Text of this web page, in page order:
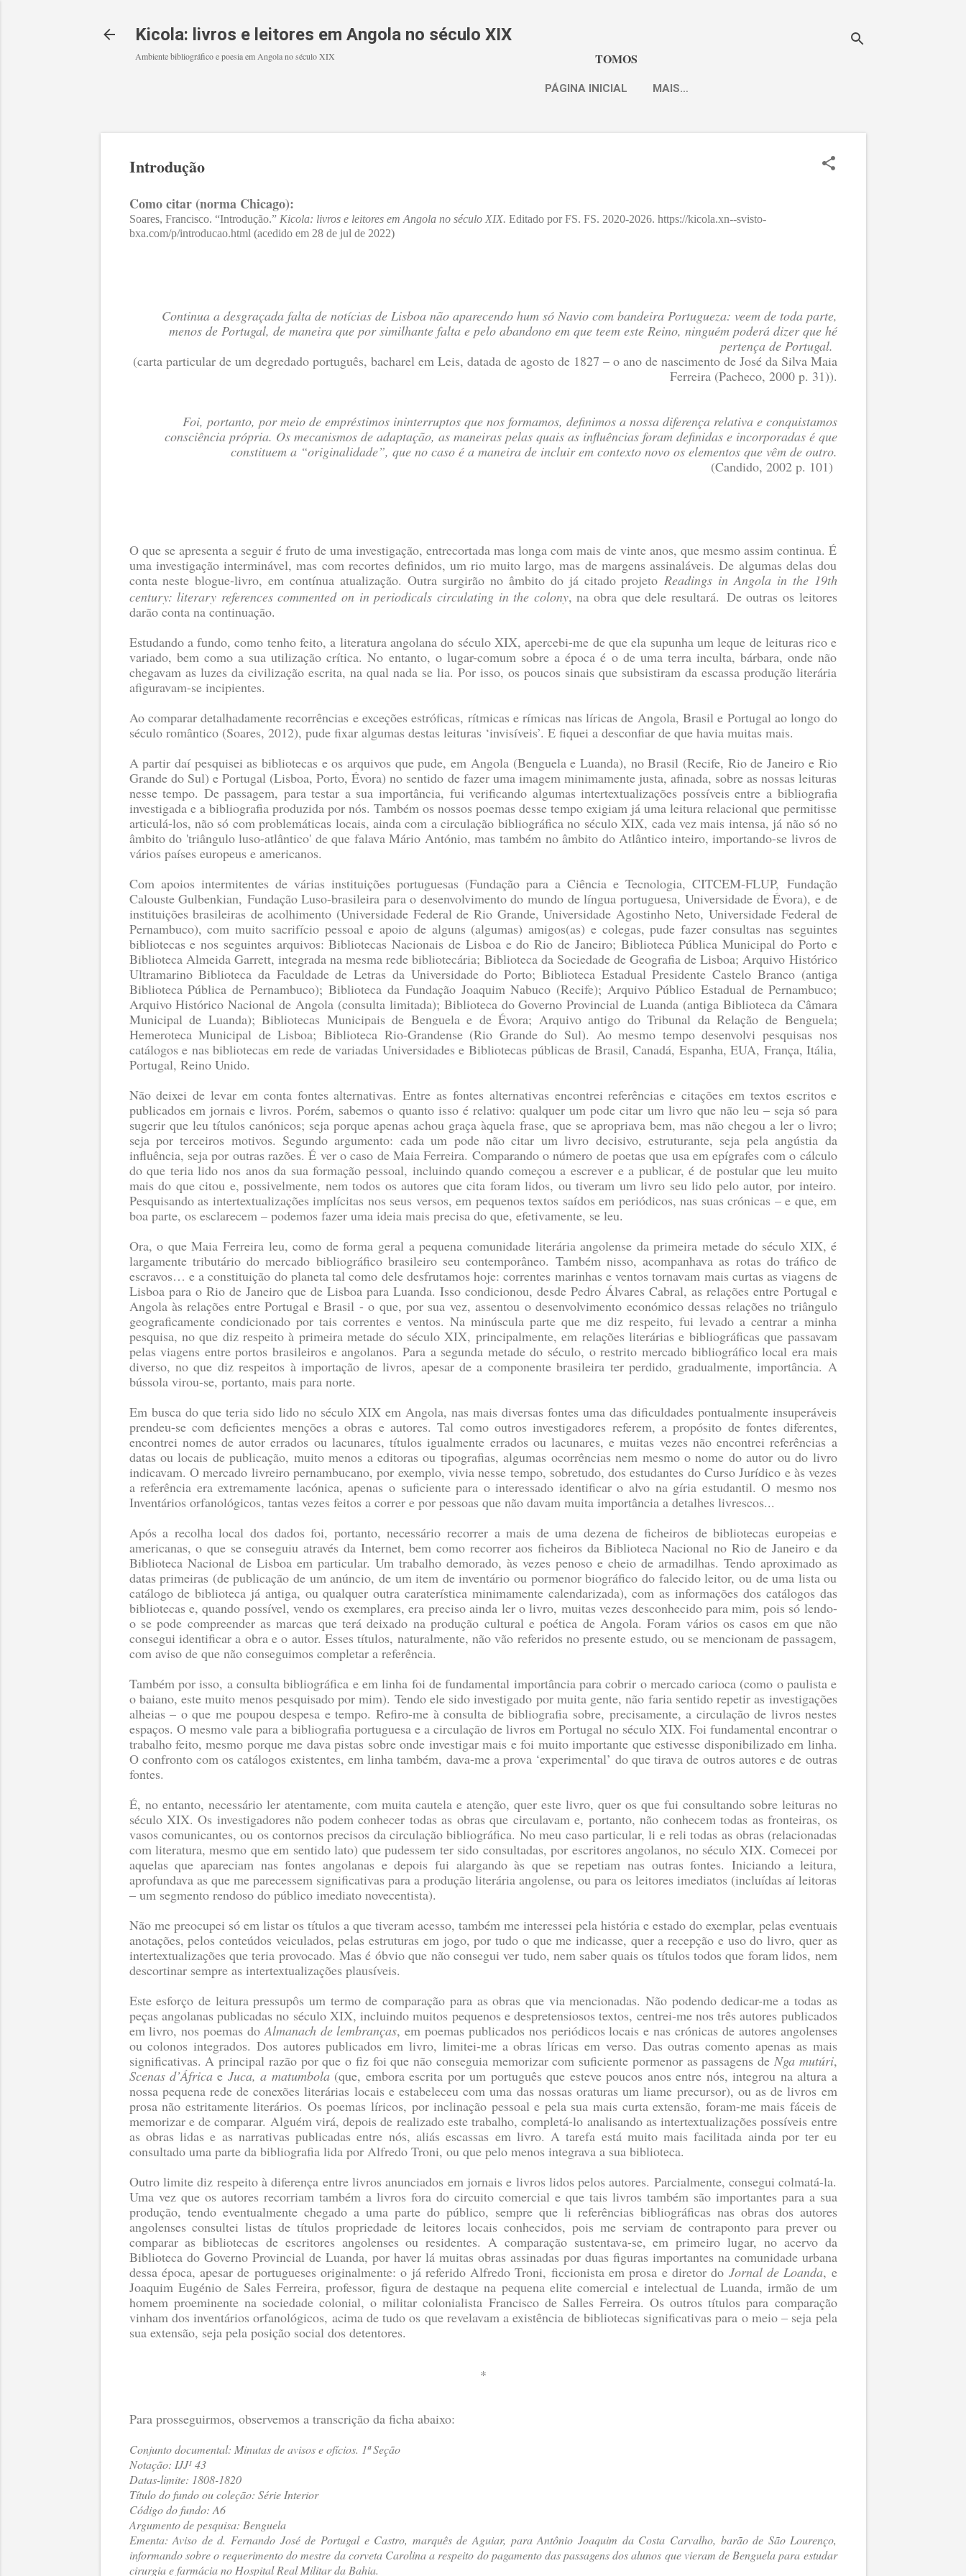
Kicola: livros e leitores em Angola no século XIX
Ambiente bibliográfico e poesia em Angola no século XIX TOMOS
PÁGINA INICIAL MAIS…
Introdução
Como citar (norma Chicago):
Soares, Francisco. “Introdução.” Kicola: livros e leitores em Angola no século XIX. Editado por FS. FS. 2020-2026. https://kicola.xn--svisto-
bxa.com/p/introducao.html (acedido em 28 de jul de 2022)
Continua a desgraçada falta de notícias de Lisboa não aparecendo hum só Navio com bandeira Portugueza: veem de toda parte,
menos de Portugal, de maneira que por similhante falta e pelo abandono em que teem este Reino, ninguém poderá dizer que hé
pertença de Portugal.
(carta particular de um degredado português, bacharel em Leis, datada de agosto de 1827 – o ano de nascimento de José da Silva Maia
Ferreira (Pacheco, 2000 p. 31)).
Foi, portanto, por meio de empréstimos ininterruptos que nos formamos, definimos a nossa diferença relativa e conquistamos
consciência própria. Os mecanismos de adaptação, as maneiras pelas quais as influências foram definidas e incorporadas é que
constituem a “originalidade”, que no caso é a maneira de incluir em contexto novo os elementos que vêm de outro.
(Candido, 2002 p. 101)
O que se apresenta a seguir é fruto de uma investigação, entrecortada mas longa com mais de vinte anos, que mesmo assim continua. É
uma investigação interminável, mas com recortes definidos, um rio muito largo, mas de margens assinaláveis. De algumas delas dou
conta neste blogue-livro, em contínua atualização. Outra surgirão no âmbito do já citado projetoReadings in Angola in the 19th
century: literary references commented on in periodicals circulating in the colony, na obra que dele resultará. De outras os leitores
darão conta na continuação.
Estudando a fundo, como tenho feito, a literatura angolana do século XIX, apercebi-me de que ela supunha um leque de leituras rico e
variado, bem como a sua utilização crítica. No entanto, o lugar-comum sobre a época é o de uma terra inculta, bárbara, onde não
chegavam as luzes da civilização escrita, na qual nada se lia. Por isso, os poucos sinais que subsistiram da escassa produção literária
afiguravam-se incipientes.
Ao comparar detalhadamente recorrências e exceções estróficas, rítmicas e rímicas nas líricas de Angola, Brasil e Portugal ao longo do
século romântico (Soares, 2012), pude fixar algumas destas leituras ‘invisíveis’. E fiquei a desconfiar de que havia muitas mais.
A partir daí pesquisei as bibliotecas e os arquivos que pude, em Angola (Benguela e Luanda), no Brasil (Recife, Rio de Janeiro e Rio
Grande do Sul) e Portugal (Lisboa, Porto, Évora) no sentido de fazer uma imagem minimamente justa, afinada, sobre as nossas leituras
nesse tempo. De passagem, para testar a sua importância, fui verificando algumas intertextualizações possíveis entre a bibliografia
investigada e a bibliografia produzida por nós. Também os nossos poemas desse tempo exigiam já uma leitura relacional que permitisse
articulá-los, não só com problemáticas locais, ainda com a circulação bibliográfica no século XIX, cada vez mais intensa, já não só no
âmbito do 'triângulo luso-atlântico' de que falava Mário António, mas também no âmbito do Atlântico inteiro, importando-se livros de
vários países europeus e americanos.
Com apoios intermitentes de várias instituições portuguesas (Fundação para a Ciência e Tecnologia, CITCEM-FLUP, Fundação
Calouste Gulbenkian, Fundação Luso-brasileira para o desenvolvimento do mundo de língua portuguesa,Universidade de Évora), e de
instituições brasileiras de acolhimento (Universidade Federal de Rio Grande, Universidade Agostinho Neto,Universidade Federal de
Pernambuco), com muito sacrifício pessoal e apoio de alguns (algumas) amigos(as) e colegas, pude fazer consultas nas seguintes
bibliotecas e nos seguintes arquivos: Bibliotecas Nacionais de Lisboa e do Rio de Janeiro; Biblioteca Pública Municipal do Porto e
Biblioteca Almeida Garrett, integrada na mesma rede bibliotecária; Biblioteca da Sociedade de Geografia de Lisboa; Arquivo Histórico
Ultramarino Biblioteca da Faculdade de Letras da Universidade do Porto; Biblioteca Estadual Presidente Castelo Branco (antiga
Biblioteca Pública de Pernambuco); Biblioteca da Fundação Joaquim Nabuco (Recife); Arquivo Público Estadual de Pernambuco;
Arquivo Histórico Nacional de Angola (consulta limitada); Biblioteca do Governo Provincial de Luanda (antiga Biblioteca da Câmara
Municipal de Luanda); Bibliotecas Municipais de Benguela e de Évora; Arquivo antigo do Tribunal da Relação de Benguela;
Hemeroteca Municipal de Lisboa; Biblioteca Rio-Grandense (Rio Grande do Sul). Ao mesmo tempo desenvolvi pesquisas nos
catálogos e nas bibliotecas em rede de variadas Universidades e Bibliotecas públicas de Brasil, Canadá, Espanha, EUA, França, Itália,
Portugal, Reino Unido.
Não deixei de levar em conta fontes alternativas. Entre as fontes alternativas encontrei referências e citações em textos escritos e
publicados em jornais e livros. Porém, sabemos o quanto isso é relativo: qualquer um pode citar um livro que não leu – seja só para
sugerir que leu títulos canónicos; seja porque apenas achou graça àquela frase, que se apropriava bem, mas não chegou a ler o livro;
seja por terceiros motivos. Segundo argumento: cada um pode não citar um livro decisivo, estruturante, seja pela angústia da
influência, seja por outras razões. É ver o caso de Maia Ferreira. Comparando o número de poetas que usa em epígrafes com o cálculo
do que teria lido nos anos da sua formação pessoal, incluindo quando começou a escrever e a publicar, é de postular que leu muito
mais do que citou e, possivelmente, nem todos os autores que cita foram lidos, ou tiveram um livro seu lido pelo autor, por inteiro.
Pesquisando as intertextualizações implícitas nos seus versos, em pequenos textos saídos em periódicos, nas suas crónicas – e que, em
boa parte, os esclarecem – podemos fazer uma ideia mais precisa do que, efetivamente, se leu.
Ora, o que Maia Ferreira leu, como de forma geral a pequena comunidade literária angolense da primeira metade do século XIX, é
largamente tributário do mercado bibliográfico brasileiro seu contemporâneo. Também nisso, acompanhava as rotas do tráfico de
escravos… e a constituição do planeta tal como dele desfrutamos hoje: correntes marinhas e ventos tornavam mais curtas as viagens de
Lisboa para o Rio de Janeiro que de Lisboa para Luanda. Isso condicionou, desde Pedro Álvares Cabral, as relações entre Portugal e
Angola às relações entre Portugal e Brasil - o que, por sua vez, assentou o desenvolvimento económico dessas relações no triângulo
geograficamente condicionado por tais correntes e ventos. Na minúscula parte que me diz respeito, fui levado a centrar a minha
pesquisa, no que diz respeito à primeira metade do século XIX, principalmente, em relações literárias e bibliográficas que passavam
pelas viagens entre portos brasileiros e angolanos. Para a segunda metade do século, o restrito mercado bibliográfico local era mais
diverso, no que diz respeitos à importação de livros, apesar de a componente brasileira ter perdido, gradualmente, importância. A
bússola virou-se, portanto, mais para norte.
Em busca do que teria sido lido no século XIX em Angola, nas mais diversas fontes uma das dificuldades pontualmente insuperáveis
prendeu-se com deficientes menções a obras e autores. Tal como outros investigadores referem, a propósito de fontes diferentes,
encontrei nomes de autor errados ou lacunares, títulos igualmente errados ou lacunares, e muitas vezes não encontrei referências a
datas ou locais de publicação, muito menos a editoras ou tipografias, algumas ocorrências nem mesmo o nome do autor ou do livro
indicavam. O mercado livreiro pernambucano, por exemplo, vivia nesse tempo, sobretudo, dos estudantes do Curso Jurídico e às vezes
a referência era extremamente lacónica, apenas o suficiente para o interessado identificar o alvo na gíria estudantil. O mesmo nos
Inventários orfanológicos, tantas vezes feitos a correr e por pessoas que não davam muita importância a detalhes livrescos...
Após a recolha local dos dados foi, portanto, necessário recorrer a mais de uma dezena de ficheiros de bibliotecas europeias e
americanas, o que se conseguiu através da Internet, bem como recorrer aos ficheiros da Biblioteca Nacional no Rio de Janeiro e da
Biblioteca Nacional de Lisboa em particular. Um trabalho demorado, às vezes penoso e cheio de armadilhas. Tendo aproximado as
datas primeiras (de publicação de um anúncio, de um item de inventário ou pormenor biográfico do falecido leitor, ou de uma lista ou
catálogo de biblioteca já antiga, ou qualquer outra caraterística minimamente calendarizada), com as informações dos catálogos das
bibliotecas e, quando possível, vendo os exemplares, era preciso ainda ler o livro, muitas vezes desconhecido para mim, pois só lendo-
o se pode compreender as marcas que terá deixado na produção cultural e poética de Angola. Foram vários os casos em que não
consegui identificar a obra e o autor. Esses títulos, naturalmente, não vão referidos no presente estudo, ou se mencionam de passagem,
com aviso de que não conseguimos completar a referência.
Também por isso, a consulta bibliográfica e em linha foi de fundamental importância para cobrir o mercado carioca (como o paulista e
o baiano, este muito menos pesquisado por mim). Tendo ele sido investigado por muita gente, não faria sentido repetir as investigações
alheias – o que me poupou despesa e tempo. Refiro-me à consulta de bibliografia sobre, precisamente, a circulação de livros nestes
espaços. O mesmo vale para a bibliografia portuguesa e a circulação de livros em Portugal no século XIX. Foi fundamental encontrar o
trabalho feito, mesmo porque me dava pistas sobre onde investigar mais e foi muito importante que estivesse disponibilizado em linha.
O confronto com os catálogos existentes, em linha também, dava-me a prova ‘experimental’ do que tirava de outros autores e de outras
fontes.
É, no entanto, necessário ler atentamente, com muita cautela e atenção, quer este livro, quer os que fui consultando sobre leituras no
século XIX. Os investigadores não podem conhecer todas as obras que circulavam e, portanto, não conhecem todas as fronteiras, os
vasos comunicantes, ou os contornos precisos da circulação bibliográfica. No meu caso particular, li e reli todas as obras (relacionadas
com literatura, mesmo que em sentido lato) que pudessem ter sido consultadas, por escritores angolanos, no século XIX. Comecei por
aquelas que apareciam nas fontes angolanas e depois fui alargando às que se repetiam nas outras fontes. Iniciando a leitura,
aprofundava as que me parecessem significativas para a produção literária angolense, ou para os leitores imediatos (incluídas aí leitoras
– um segmento rendoso do público imediato novecentista).
Não me preocupei só em listar os títulos a que tiveram acesso, também me interessei pela história e estado do exemplar, pelas eventuais
anotações, pelos conteúdos veiculados, pelas estruturas em jogo, por tudo o que me indicasse, quer a recepção e uso do livro, quer as
intertextualizações que teria provocado. Mas é óbvio que não consegui ver tudo, nem saber quais os títulos todos que foram lidos, nem
descortinar sempre as intertextualizações plausíveis.
Este esforço de leitura pressupôs um termo de comparação para as obras que via mencionadas. Não podendo dedicar-me a todas as
peças angolanas publicadas no século XIX, incluindo muitos pequenos e despretensiosos textos, centrei-me nos três autores publicados
em livro, nos poemas doAlmanach de lembranças, em poemas publicados nos periódicos locais e nas crónicas de autores angolenses
ou colonos integrados. Dos autores publicados em livro, limitei-me a obras líricas em verso. Das outras comento apenas as mais
significativas. A principal razão por que o fiz foi que não conseguia memorizar com suficiente pormenor as passagens de Nga mutúri,
Scenas d’Áfricae Juca, a matumbola(que, embora escrita por um português que esteve poucos anos entre nós, integrou na altura a
nossa pequena rede de conexões literárias locais e estabeleceu com uma das nossas oraturas um liame precursor), ou as de livros em
prosa não estritamente literários. Os poemas líricos, por inclinação pessoal e pela sua mais curta extensão, foram-me mais fáceis de
memorizar e de comparar. Alguém virá, depois de realizado este trabalho, completá-lo analisando as intertextualizações possíveis entre
as obras lidas e as narrativas publicadas entre nós, aliás escassas em livro. A tarefa está muito mais facilitada ainda por ter eu
consultado uma parte da bibliografia lida por Alfredo Troni, ou que pelo menos integrava a sua biblioteca.
Outro limite diz respeito à diferença entre livros anunciados em jornais e livros lidos pelos autores. Parcialmente, consegui colmatá-la.
Uma vez que os autores recorriam também a livros fora do circuito comercial e que tais livros também são importantes para a sua
produção, tendo eventualmente chegado a uma parte do público, sempre que li referências bibliográficas nas obras dos autores
angolenses consultei listas de títulos propriedade de leitores locais conhecidos, pois me serviam de contraponto para prever ou
comparar as bibliotecas de escritores angolenses ou residentes. A comparação sustentava-se, em primeiro lugar, no acervo da
Biblioteca do Governo Provincial de Luanda, por haver lá muitas obras assinadas por duas figuras importantes na comunidade urbana
dessa época, apesar de portugueses originalmente: o já referido Alfredo Troni, ficcionista em prosa e diretor do Jornal de Loanda, e
Joaquim Eugénio de Sales Ferreira, professor, figura de destaque na pequena elite comercial e intelectual de Luanda, irmão de um
homem proeminente na sociedade colonial, o militar colonialista Francisco de Salles Ferreira. Os outros títulos para comparação
vinham dos inventários orfanológicos, acima de tudo os que revelavam a existência de bibliotecas significativas para o meio – seja pela
sua extensão, seja pela posição social dos detentores.
*
Para prosseguirmos, observemos a transcrição da ficha abaixo:
Conjunto documental: Minutas de avisos e ofícios. 1ª Seção
Notação: IJJ¹ 43
Datas-limite: 1808-1820
Título do fundo ou coleção: Série Interior
Código do fundo: A6
Argumento de pesquisa: Benguela
Ementa: Aviso de d. Fernando José de Portugal e Castro, marquês de Aguiar, para Antônio Joaquim da Costa Carvalho, barão de São Lourenço,
informando sobre o requerimento do mestre da corveta Carolina a respeito do pagamento das passagens dos alunos que vieram de Benguela para estudar
cirurgia e farmácia no Hospital Real Militar da Bahia.